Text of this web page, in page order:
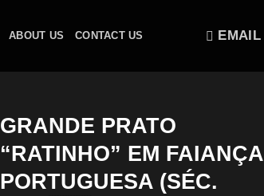
ABOUT US CONTACT US EMAIL
GRANDE PRATO
“RATINHO” EM FAIANÇA
PORTUGUESA (SÉC.